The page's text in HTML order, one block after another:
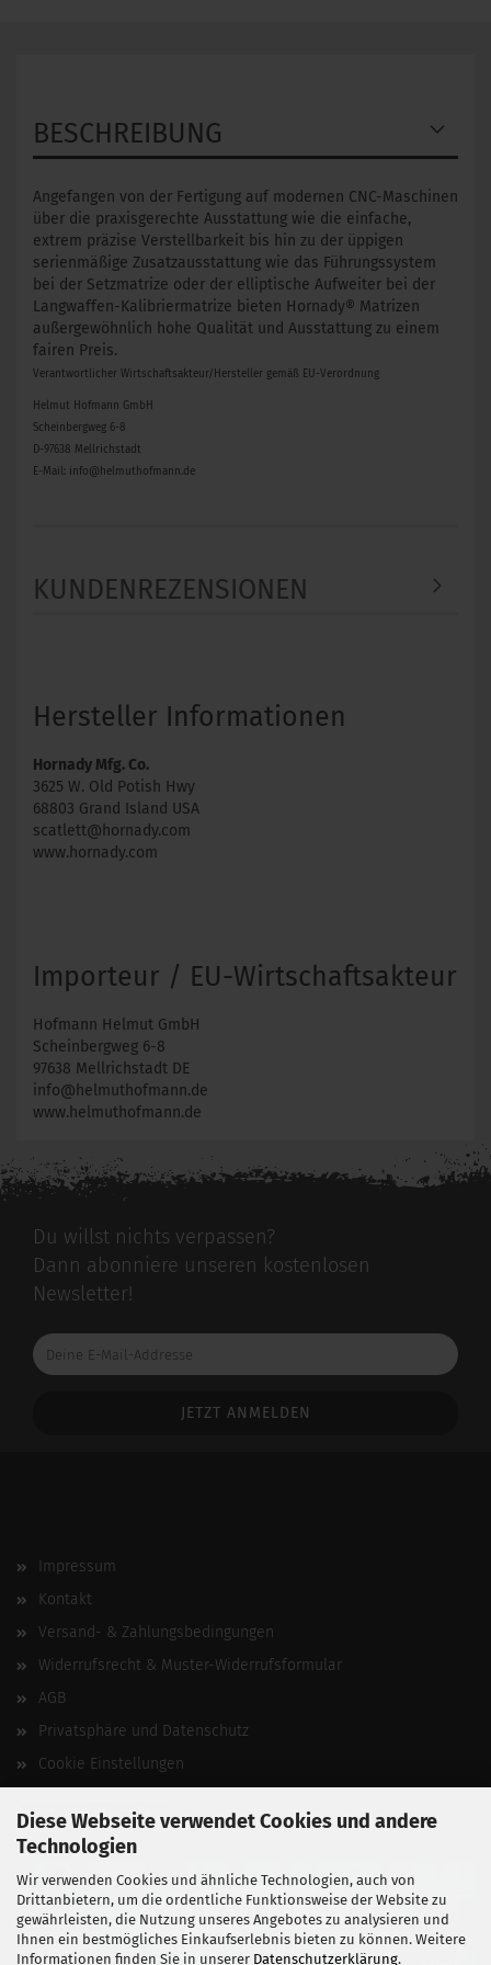
Diese Webseite verwendet Cookies und andere
Technologien
Wir verwenden Cookies und ähnliche Technologien, auch von
Drittanbietern, um die ordentliche Funktionsweise der Website zu
gewährleisten, die Nutzung unseres Angebotes zu analysieren und
Ihnen ein bestmögliches Einkaufserlebnis bieten zu können. Weitere
Informationen finden Sie in unserer Datenschutzerklärung.
BESCHREIBUNG
Angefangen von der Fertigung auf modernen CNC-Maschinen
über die praxisgerechte Ausstattung wie die einfache,
extrem präzise Verstellbarkeit bis hin zu der üppigen
serienmäßige Zusatzausstattung wie das Führungssystem
bei der Setzmatrize oder der elliptische Aufweiter bei der
Langwaffen-Kalibriermatrize bieten Hornady® Matrizen
außergewöhnlich hohe Qualität und Ausstattung zu einem
fairen Preis.
Verantwortlicher Wirtschaftsakteur/Hersteller gemäß EU-Verordnung
Helmut Hofmann GmbH
Scheinbergweg 6-8
D-97638 Mellrichstadt
E-Mail: info@helmuthofmann.de
KUNDENREZENSIONEN
Hersteller Informationen
Hornady Mfg. Co.
3625 W. Old Potish Hwy
68803 Grand Island USA
scatlett@hornady.com
www.hornady.com
Importeur / EU-Wirtschaftsakteur
Hofmann Helmut GmbH
Scheinbergweg 6-8
97638 Mellrichstadt DE
info@helmuthofmann.de
www.helmuthofmann.de
Du willst nichts verpassen?
Dann abonniere unseren kostenlosen
Newsletter!
Deine
E-
Impressum
Kontakt
Versand- & Zahlungsbedingungen
Widerrufsrecht & Muster-Widerrufsformular
AGB
Privatsphäre und Datenschutz
Cookie Einstellungen
Vertrag widerrufen